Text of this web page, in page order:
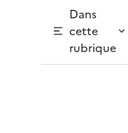
Dans
cette
rubrique